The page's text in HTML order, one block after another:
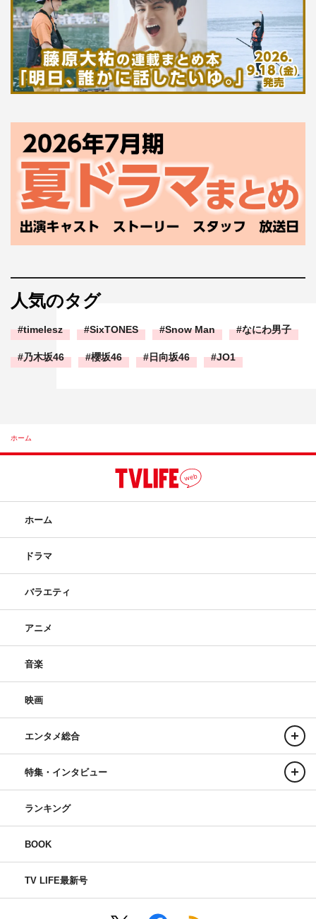
人気のタグ
timelesz SixTONES Snow Man なにわ男子
乃木坂46 櫻坂46 日向坂46 JO1
ホーム
ホーム
ドラマ
バラエティ
アニメ
音楽
映画
エンタメ総合
特集・インタビュー
ランキング
BOOK
TV LIFE最新号